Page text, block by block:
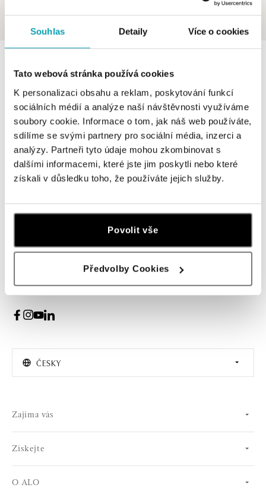
Souhlas Detaily Více o cookies
Tato webová stránka používá cookies
K personalizaci obsahu a reklam, poskytování funkcí
sociálních médií a analýze naší návštěvnosti využíváme
soubory cookie. Informace o tom, jak náš web používáte,
sdílíme se svými partnery pro sociální média, inzerci a
analýzy. Partneři tyto údaje mohou zkombinovat s
dalšími informacemi, které jste jim poskytli nebo které
získali v důsledku toho, že používáte jejich služby.
Povolit vše
Předvolby Cookies
V katalogu nejsou žádné produkty.
Přihlášení k odběru newsletteru
Žena
Muž
ČESKY
Zajíma vás
Získejte
O ALO